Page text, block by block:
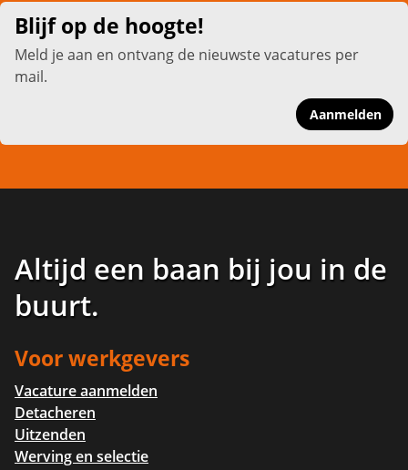
Blijf op de hoogte!
Meld je aan en ontvang de nieuwste vacatures per
mail.
Aanmelden
Altijd een baan bij jou in de
buurt.
Voor werkgevers
Vacature aanmelden
Detacheren
Uitzenden
Werving en selectie